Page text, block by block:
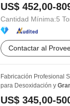
US$ 452,00-
Cantidad Mínima:5
Contactar al
Fabricación Profesional
para Desoxidación y
US$ 345,00-